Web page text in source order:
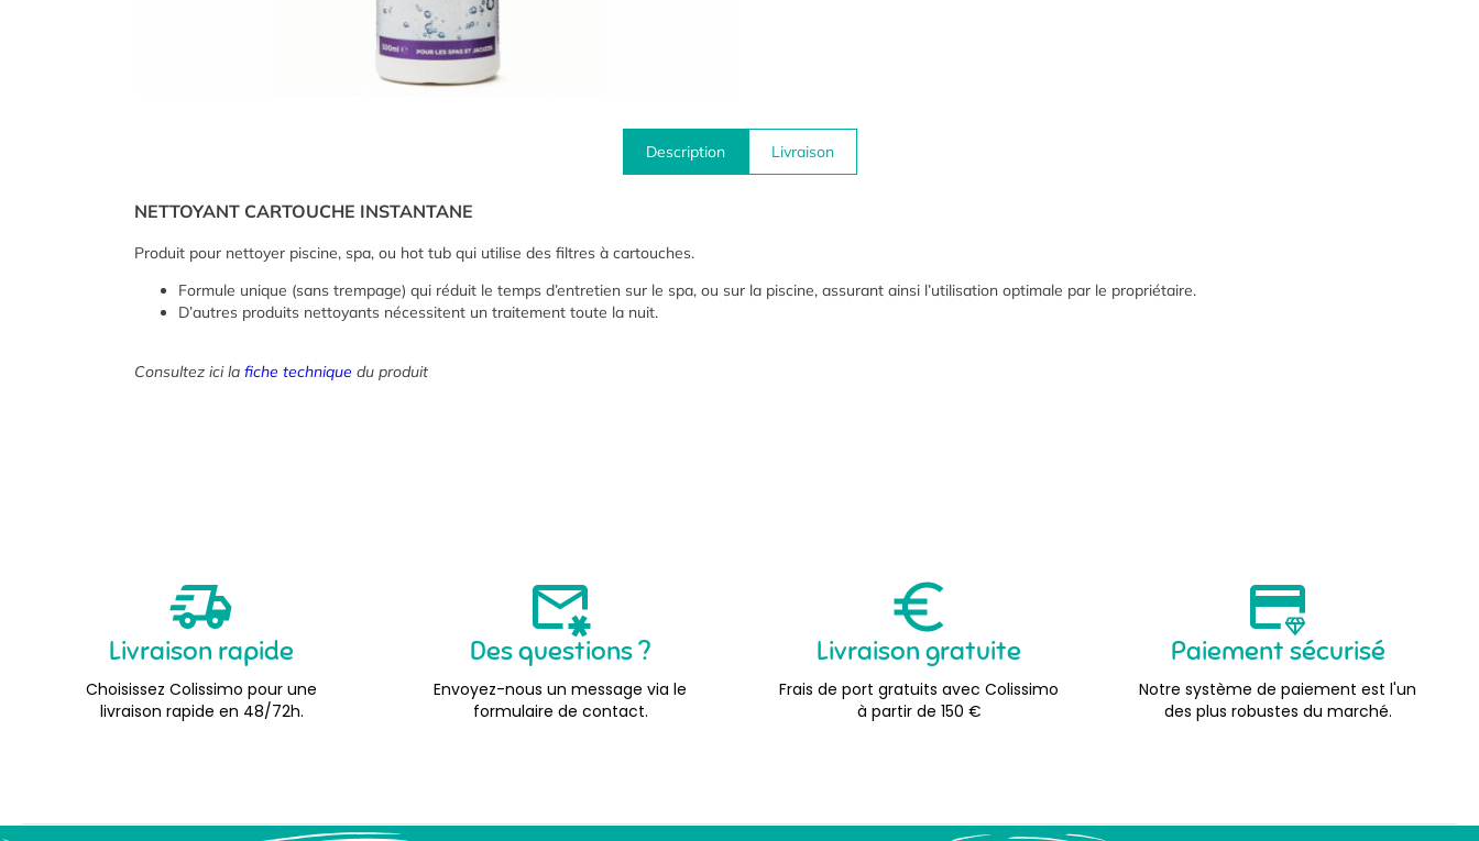
Description Livraison
NETTOYANT CARTOUCHE INSTANTANE
Produit pour nettoyer piscine, spa, ou hot tub qui utilise des filtres à cartouches.
Formule unique (sans trempage) qui réduit le temps d’entretien sur le spa, ou sur la piscine, assurant ainsi l’utilisation optimale par le propriétaire.
D’autres produits nettoyants nécessitent un traitement toute la nuit.
Consultez ici la fiche technique du produit
Livraison rapide
Choisissez Colissimo pour une
livraison rapide en 48/72h.
Des questions ?
Envoyez-nous un message via le
formulaire de contact.
Livraison gratuite
Frais de port gratuits avec Colissimo
à partir de 150 €
Paiement sécurisé
Notre système de paiement est l'un
des plus robustes du marché.